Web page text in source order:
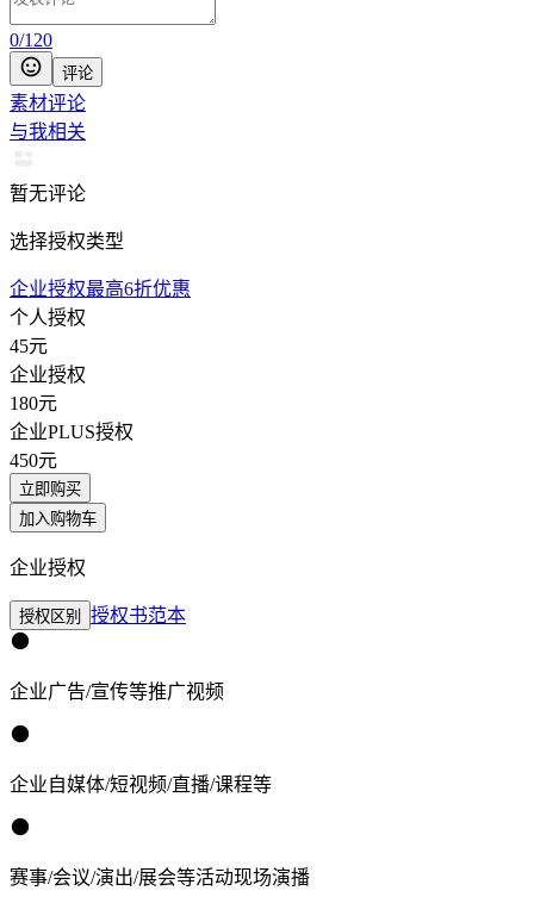
0/120
评论
素材评论
与我相关
暂无评论
选择授权类型
企业授权最高6折优惠
个人授权
45元
企业授权
180元
企业PLUS授权
450元
立即购买
加入购物车
企业授权
授权区别 授权书范本
企业广告/宣传等推广视频
企业自媒体/短视频/直播/课程等
赛事/会议/演出/展会等活动现场演播